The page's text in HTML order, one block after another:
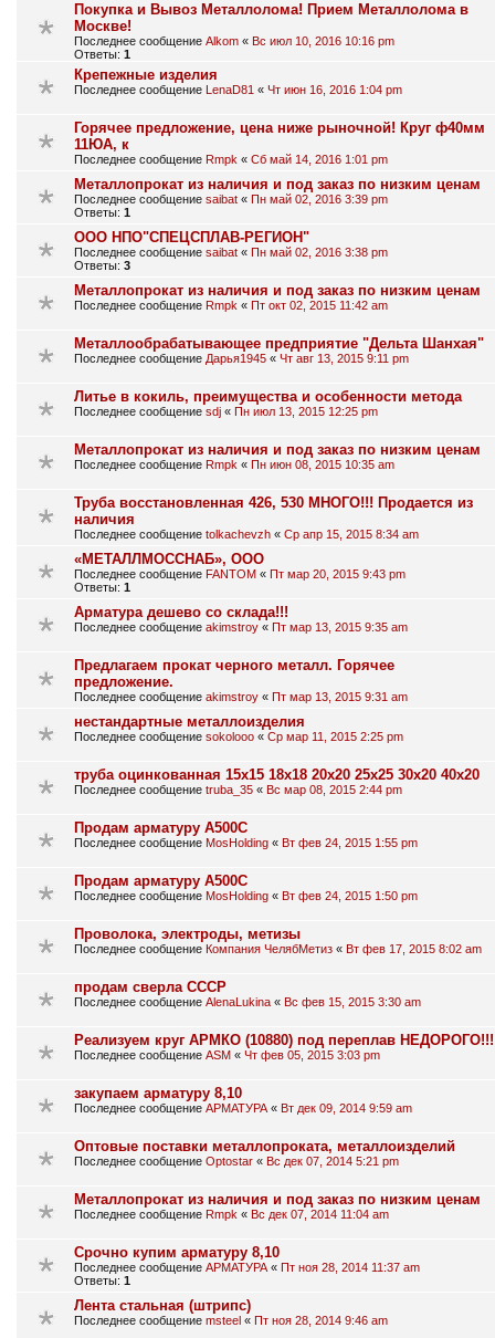
Покупка и Вывоз Металлолома! Прием Металлолома в
Москве!
Последнее сообщение Alkom « Вс июл 10, 2016 10:16 pm
Ответы: 1
Крепежные изделия
Последнее сообщение LenaD81 « Чт июн 16, 2016 1:04 pm
Горячее предложение, цена ниже рыночной! Круг ф40мм
11ЮА, к
Последнее сообщение Rmpk « Сб май 14, 2016 1:01 pm
Металлопрокат из наличия и под заказ по низким ценам
Последнее сообщение saibat « Пн май 02, 2016 3:39 pm
Ответы: 1
ООО НПО"СПЕЦСПЛАВ-РЕГИОН"
Последнее сообщение saibat « Пн май 02, 2016 3:38 pm
Ответы: 3
Металлопрокат из наличия и под заказ по низким ценам
Последнее сообщение Rmpk « Пт окт 02, 2015 11:42 am
Металлообрабатывающее предприятие "Дельта Шанхая"
Последнее сообщение Дарья1945 « Чт авг 13, 2015 9:11 pm
Литье в кокиль, преимущества и особенности метода
Последнее сообщение sdj « Пн июл 13, 2015 12:25 pm
Металлопрокат из наличия и под заказ по низким ценам
Последнее сообщение Rmpk « Пн июн 08, 2015 10:35 am
Труба восстановленная 426, 530 МНОГО!!! Продается из
наличия
Последнее сообщение tolkachevzh « Ср апр 15, 2015 8:34 am
«МЕТАЛЛМОССНАБ», ООО
Последнее сообщение FANTOM « Пт мар 20, 2015 9:43 pm
Ответы: 1
Арматура дешево со склада!!!
Последнее сообщение akimstroy « Пт мар 13, 2015 9:35 am
Предлагаем прокат черного металл. Горячее
предложение.
Последнее сообщение akimstroy « Пт мар 13, 2015 9:31 am
нестандартные металлоизделия
Последнее сообщение sokolooo « Ср мар 11, 2015 2:25 pm
труба оцинкованная 15х15 18х18 20х20 25х25 30х20 40х20
Последнее сообщение truba_35 « Вс мар 08, 2015 2:44 pm
Продам арматуру А500С
Последнее сообщение MosHolding « Вт фев 24, 2015 1:55 pm
Продам арматуру А500С
Последнее сообщение MosHolding « Вт фев 24, 2015 1:50 pm
Проволока, электроды, метизы
Последнее сообщение Компания ЧелябМетиз « Вт фев 17, 2015 8:02 am
продам сверла СССР
Последнее сообщение AlenaLukina « Вс фев 15, 2015 3:30 am
Реализуем круг АРМКО (10880) под переплав НЕДОРОГО!!!
Последнее сообщение ASM « Чт фев 05, 2015 3:03 pm
закупаем арматуру 8,10
Последнее сообщение АРМАТУРА « Вт дек 09, 2014 9:59 am
Оптовые поставки металлопроката, металлоизделий
Последнее сообщение Optostar « Вс дек 07, 2014 5:21 pm
Металлопрокат из наличия и под заказ по низким ценам
Последнее сообщение Rmpk « Вс дек 07, 2014 11:04 am
Срочно купим арматуру 8,10
Последнее сообщение АРМАТУРА « Пт ноя 28, 2014 11:37 am
Ответы: 1
Лента стальная (штрипс)
Последнее сообщение msteel « Пт ноя 28, 2014 9:46 am